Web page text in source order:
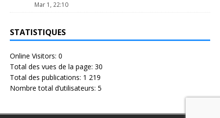
Mar 1, 22:10
STATISTIQUES
Online Visitors: 0
Total des vues de la page: 30
Total des publications: 1 219
Nombre total d’utilisateurs: 5